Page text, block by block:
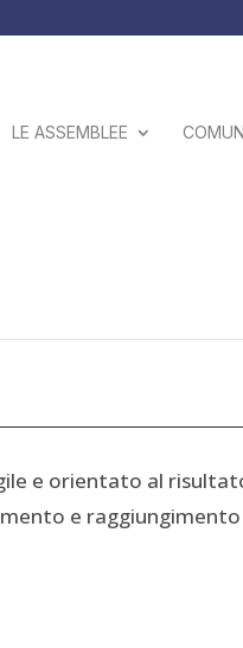
LE ASSEMBLEE
e orientato al
e